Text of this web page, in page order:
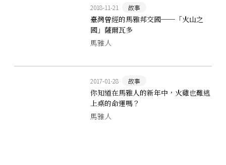
2018-11-21 故事
臺灣曾經的馬雅邦交國──「火山之
國」薩爾瓦多
馬雅人
2017-01-28 故事
你知道在馬雅人的新年中，火雞也難逃
上桌的命運嗎？
馬雅人